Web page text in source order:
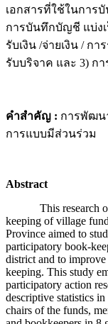
เอกสารที่ใช้ในการ
การบันทึกบัญชี แบ่ง
รับเงิน /จ่ายเงิน / ก
รับบริจาค และ 3) ก
คำสำคัญ : การพัฒน
การแบบมีส่วนร่วม
Abstract
This research on
keeping of village
Province aimed to
participatory book-
district and to
keeping. This study
participatory action
descriptive statistics
chairs of the funds,